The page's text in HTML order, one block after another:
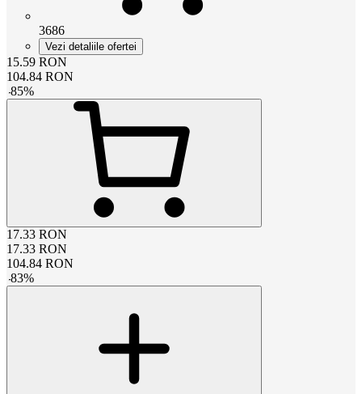
3686
Vezi detaliile ofertei
15.59 RON
104.84 RON
-85%
17.33 RON
17.33 RON
104.84 RON
-83%